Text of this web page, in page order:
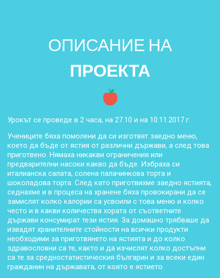
ОПИСАНИЕ НА
ПРОЕКТА
Урокът се проведе в 2 часа, на 27.10 и на 10.11.2017 г.
Учениците бяха помолени да си изготвят заедно меню,
което да бъде от ястия от различни държави, а след това
приготвено. Нямаха никакви ограничения или
предварителни насоки какво да бъде. Избраха си
италианска салата, солена палачинкова торта и
шоколадова торта. След като приготвихме заедно ястията,
седнахме и в процеса на хранене бяха провокирани да се
замислят колко калории са усвоили с това меню и колко
често и в какви количества хората от съответните
държави консумират тези ястия. За домашно трябваше да
извадят хранителните стойности на всички продукти
необходими за приготвянето на ястията и до колко
здравословни са те, както и да изчислят колко достъпни
са те за средностатистическия българин и за всеки един
гражданин на държавата, от която е ястието.